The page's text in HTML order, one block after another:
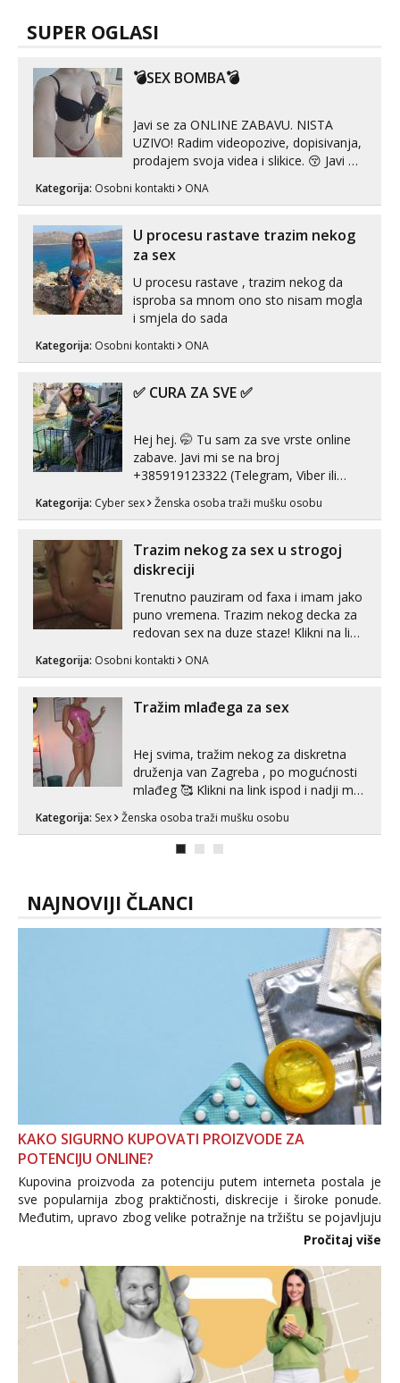
SUPER OGLASI
💣SEX BOMBA💣
Javi se za ONLINE ZABAVU. NISTA
UZIVO! Radim videopozive, dopisivanja,
prodajem svoja videa i slikice. 😚 Javi mi
Telegram. +385 91 723 0045
Kategorija: Osobni kontakti ONA
U procesu rastave trazim nekog
za sex
U procesu rastave , trazim nekog da
isproba sa mnom ono sto nisam mogla
i smjela do sada
Kategorija: Osobni kontakti ONA
✅ CURA ZA SVE ✅
Hej hej. 🤭 Tu sam za sve vrste online
zabave. Javi mi se na broj
+385919123322 (Telegram, Viber ili
Whatsapp). 🤙 NE javljaj se na uzivo.
Hvala.
Kategorija: Cyber sex Ženska osoba traži mušku osobu
Trazim nekog za sex u strogoj
diskreciji
Trenutno pauziram od faxa i imam jako
puno vremena. Trazim nekog decka za
redovan sex na duze staze! Klikni na link
Kategorija: Osobni kontakti ONA
Tražim mlađega za sex
Hej svima, tražim nekog za diskretna
druženja van Zagreba , po mogućnosti
mlađeg 🥰 Klikni na link ispod i nadji me
Kategorija: Sex Ženska osoba traži mušku osobu
NAJNOVIJI ČLANCI
KAKO SIGURNO KUPOVATI PROIZVODE ZA
POTENCIJU ONLINE?
Kupovina proizvoda za potenciju putem interneta postala je
sve popularnija zbog praktičnosti, diskrecije i široke ponude.
Međutim, upravo zbog velike potražnje na tržištu se pojavljuju
i brojni krivotvoreni proizvodi, nepouzdane internetske
Pročitaj više